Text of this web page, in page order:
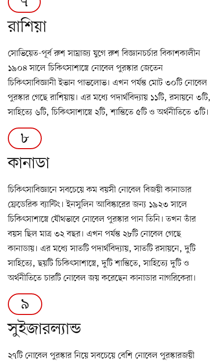
রাশিয়া
সোভিয়েত-পূর্ব রুশ সাম্রাজ্য যুগে রুশ বিজ্ঞানচর্চার বিকাশকালীন
১৯০৪ সালে চিকিৎসাশাস্ত্রে নোবেল পুরস্কার জেতেন
চিকিৎসাবিজ্ঞানী ইভান পাভলোভ। এখন পর্যন্ত মোট ৩০টি নোবেল
পুরস্কার গেছে রাশিয়ায়। এর মধ্যে পদার্থবিদ্যায় ১১টি, রসায়নে ৩টি,
সাহিত্যে ৬টি, চিকিৎসাশাস্ত্রে ২টি, শান্তিতে ৫টি ও অর্থনীতিতে ৩টি।
৮
কানাডা
চিকিৎসাবিজ্ঞানে সবচেয়ে কম বয়সী নোবেল বিজয়ী কানাডার
ফ্রেডেরিক ব্যান্টিং। ইনসুলিন আবিষ্কারের জন্য ১৯২৩ সালে
চিকিৎসাশাস্ত্রে যৌথভাবে নোবেল পুরস্কার পান তিনি। তখন তাঁর
বয়স ছিল মাত্র ৩২ বছর। এখন পর্যন্ত ২৮টি নোবেল গেছে
কানাডায়। এর মধ্যে সাতটি পদার্থবিদ্যায়, সাতটি রসায়নে, দুটি
সাহিত্যে, ছয়টি চিকিৎসাশাস্ত্রে, দুটি শান্তিতে, সাহিত্যে দুটি ও
অর্থনীতিতে চারটি নোবেল জয় করেছেন কানাডার নাগরিকেরা।
৯
সুইজারল্যান্ড
২৭টি নোবেল পুরস্কার নিয়ে সবচেয়ে বেশি নোবেল পুরস্কারজয়ী